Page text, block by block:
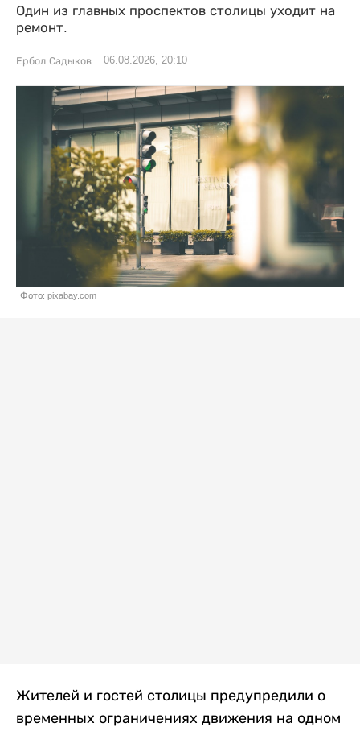
Один из главных проспектов столицы уходит на
ремонт.
Ербол Садыков 06.08.2026, 20:10
Фото: pixabay.com
Жителей и гостей столицы предупредили о
временных ограничениях движения на одном